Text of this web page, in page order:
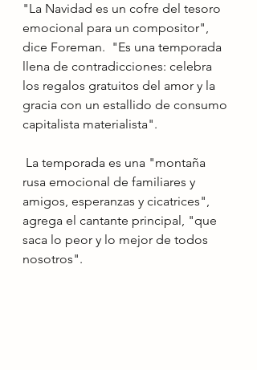
"La Navidad es un cofre del tesoro
emocional para un compositor",
dice Foreman.  "Es una temporada
llena de contradicciones: celebra
los regalos gratuitos del amor y la
gracia con un estallido de consumo
capitalista materialista".
rusa emocional de familiares y
amigos, esperanzas y cicatrices",
agrega el cantante principal, "que
saca lo peor y lo mejor de todos
nosotros".